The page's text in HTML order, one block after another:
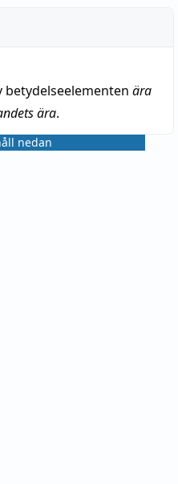
betydelseelementen ära
ära.
nedan